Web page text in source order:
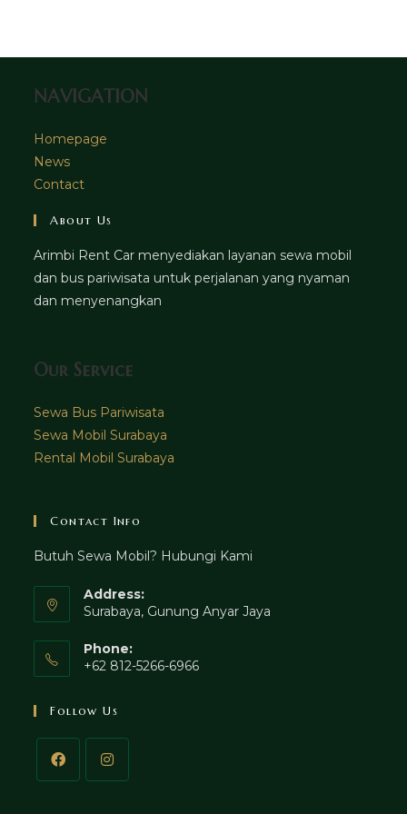
NAVIGATION
Homepage
News
Contact
About Us
Arimbi Rent Car menyediakan layanan sewa mobil
dan bus pariwisata untuk perjalanan yang nyaman
dan menyenangkan
Our Service
Sewa Bus Pariwisata
Sewa Mobil Surabaya
Rental Mobil Surabaya
Contact Info
Butuh Sewa Mobil? Hubungi Kami
Address:
Surabaya, Gunung Anyar Jaya
Phone:
+62 812-5266-6966
Follow Us